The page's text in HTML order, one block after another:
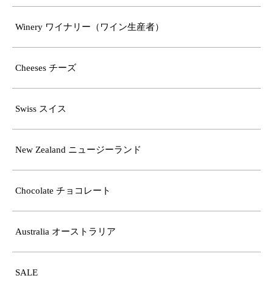
Winery ワイナリー（ワイン生産者）
Cheeses チーズ
Swiss スイス
New Zealand ニュージーランド
Chocolate チョコレート
Australia オーストラリア
SALE